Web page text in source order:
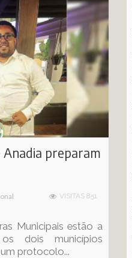
preparam
VISITAS 851
Municipais estão a
dois municípios
protocolo...